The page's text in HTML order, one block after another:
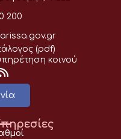
200
(pdf)
κοινού